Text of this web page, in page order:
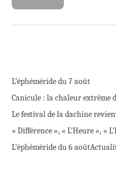
L’éphéméride du 7 août
Canicule : la chaleur extrême
Le festival de la dachine
« Différence », « L’Heure », «
L’éphéméride du 6 août